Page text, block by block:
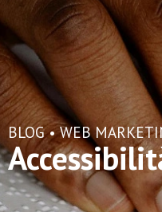
BLOG • WEB